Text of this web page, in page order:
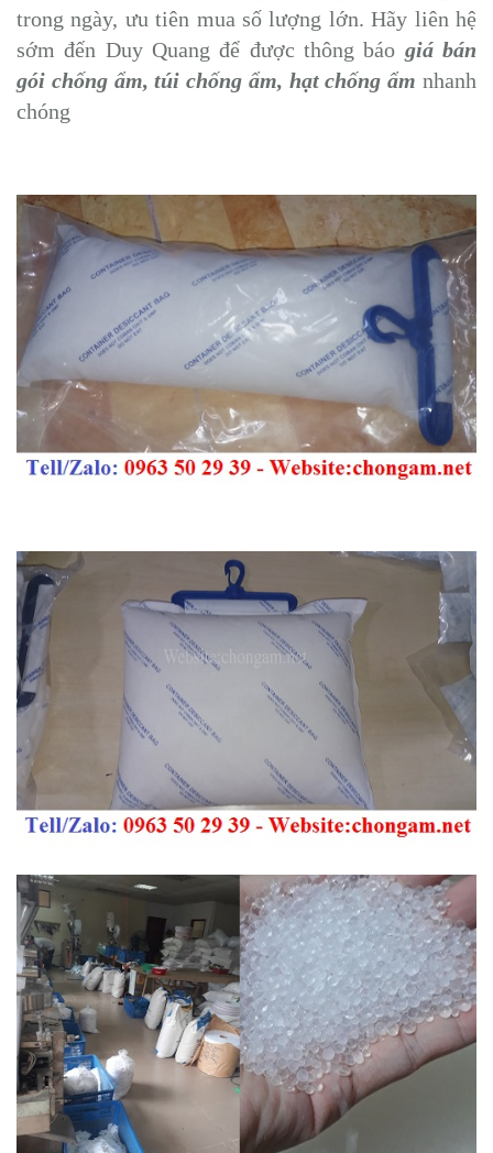
trong ngày, ưu tiên mua số lượng lớn. Hãy liên hệ
sớm đến Duy Quang để được thông báo giá bán
gói chống ẩm, túi chống ẩm, hạt chống ẩm nhanh
chóng